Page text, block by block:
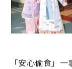
「安心偷食」